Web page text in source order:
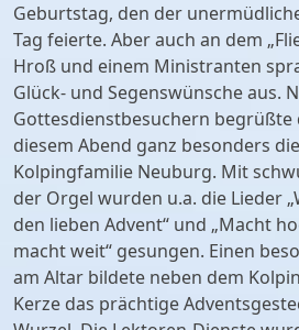
Geburtstag, den der
Tag feierte. Aber auch an dem
Hroß und einem Ministranten
Glück- und Segenswünsche aus.
Gottesdienstbesuchern begrüßte
diesem Abend ganz besonders
Kolpingfamilie Neuburg. Mit
der Orgel wurden u.a. die Lieder
den lieben Advent“ und „Macht
macht weit“ gesungen. Einen
am Altar bildete neben dem
Kerze das prächtige